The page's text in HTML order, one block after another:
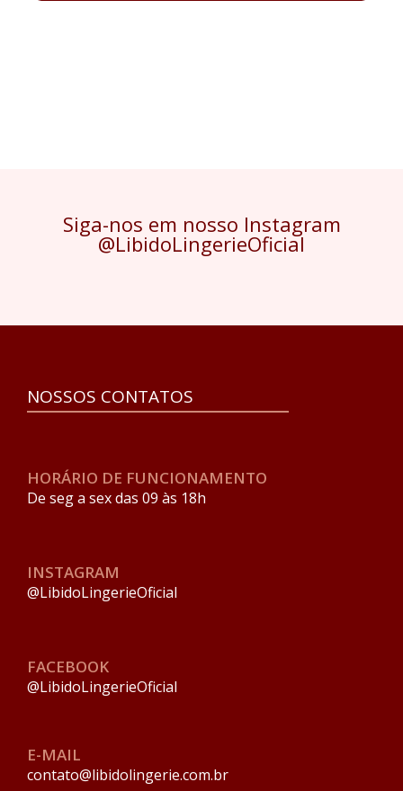
Siga-nos em nosso Instagram
@LibidoLingerieOficial
NOSSOS CONTATOS
HORÁRIO DE FUNCIONAMENTO
De seg a sex das 09 às 18h
INSTAGRAM
@LibidoLingerieOficial
FACEBOOK
@LibidoLingerieOficial
E-MAIL
contato@libidolingerie.com.br